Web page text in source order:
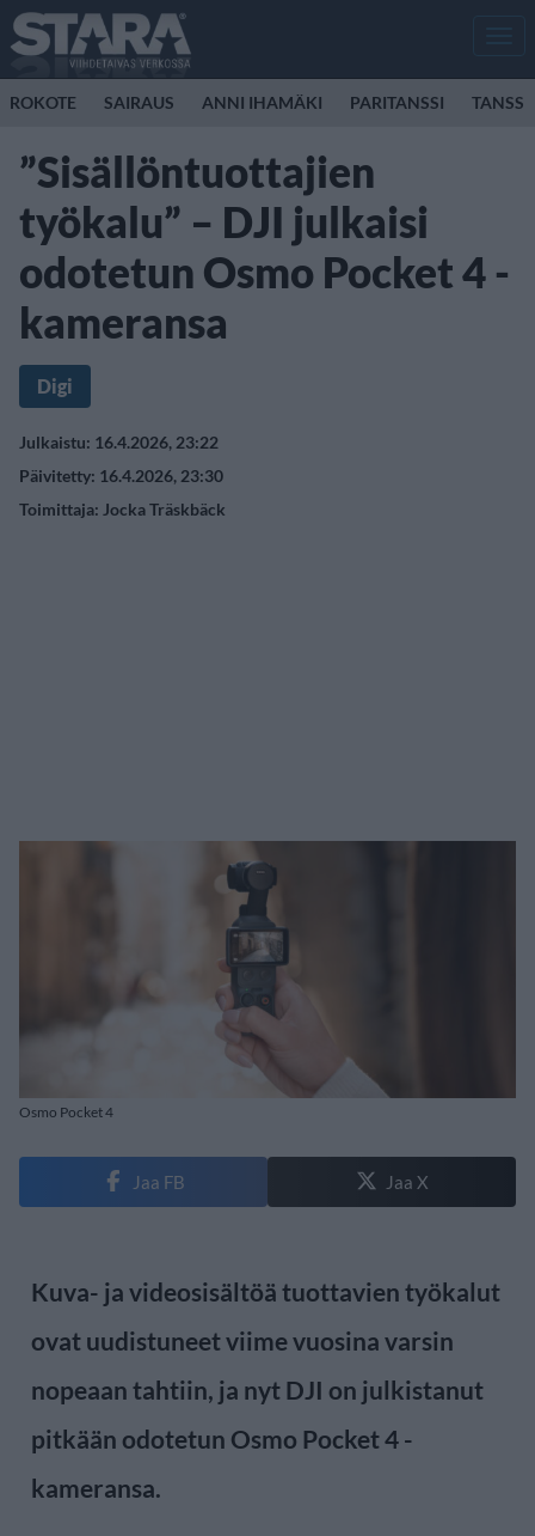
ROKOTE SAIRAUS ANNI IHAMÄKI PARITANSSI TANSSI
”Sisällöntuottajien
työkalu” – DJI julkaisi
odotetun Osmo Pocket 4 -
kameransa
Digi
Julkaistu: 16.4.2026, 23:22
Päivitetty: 16.4.2026, 23:30
Toimittaja: Jocka Träskbäck
Osmo Pocket 4
Jaa FB Jaa X
Kuva- ja videosisältöä tuottavien työkalut
ovat uudistuneet viime vuosina varsin
nopeaan tahtiin, ja nyt DJI on julkistanut
pitkään odotetun Osmo Pocket 4 -
kameransa.